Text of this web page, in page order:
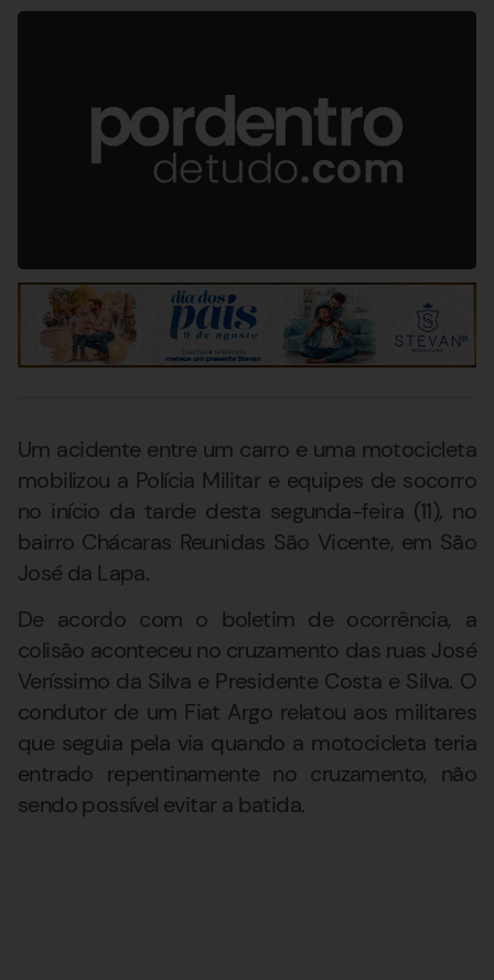
Um acidente entre um carro e uma motocicleta
mobilizou a Polícia Militar e equipes de socorro
no início da tarde desta segunda-feira (11), no
bairro Chácaras Reunidas São Vicente, em São
José da Lapa.
De acordo com o boletim de ocorrência, a
colisão aconteceu no cruzamento das ruas José
Veríssimo da Silva e Presidente Costa e Silva. O
condutor de um Fiat Argo relatou aos militares
que seguia pela via quando a motocicleta teria
entrado repentinamente no cruzamento, não
sendo possível evitar a batida.